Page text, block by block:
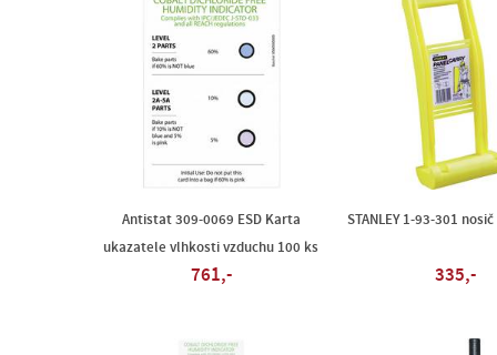
Antistat 309-0069 ESD Karta
ukazatele vlhkosti vzduchu 100 ks
761,-
STANLEY 1-93-301
335,-